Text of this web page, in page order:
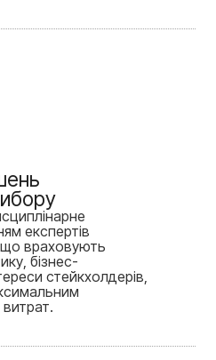
експертів
враховують
бізнес-
стейкхолдерів,